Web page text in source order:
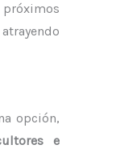
opción,
e